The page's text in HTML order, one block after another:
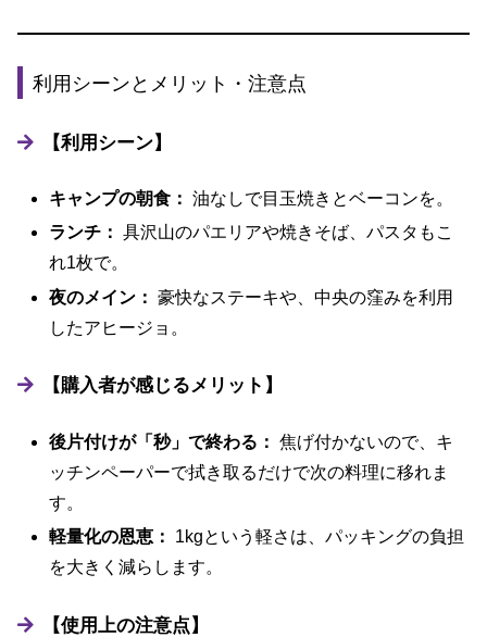
利用シーンとメリット・注意点
【利用シーン】
キャンプの朝食： 油なしで目玉焼きとベーコンを。
ランチ： 具沢山のパエリアや焼きそば、パスタもこ
れ1枚で。
夜のメイン： 豪快なステーキや、中央の窪みを利用
したアヒージョ。
【購入者が感じるメリット】
後片付けが「秒」で終わる： 焦げ付かないので、キ
ッチンペーパーで拭き取るだけで次の料理に移れま
す。
軽量化の恩恵：
1kgという軽さは、パッキングの負担
を大きく減らします。
【使用上の注意点】